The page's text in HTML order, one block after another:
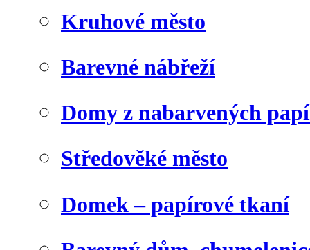
Kruhové město
Barevné nábřeží
Domy z nabarvených
Středověké město
Domek – papírové tkaní